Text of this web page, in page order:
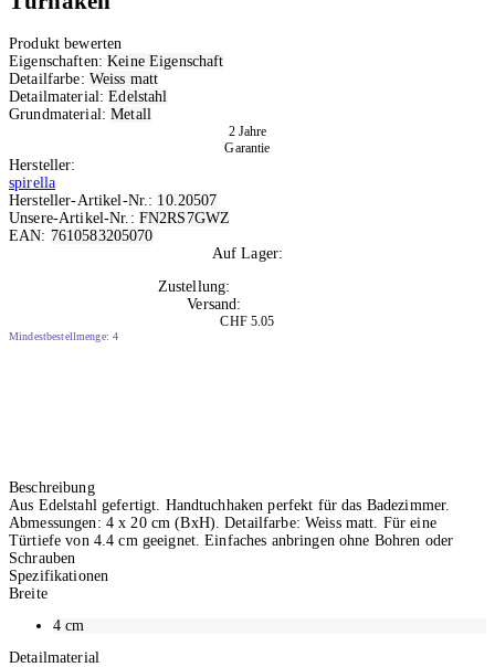
Produkt bewerten
Eigenschaften:Keine Eigenschaft
Detailfarbe: Weiss matt
Detailmaterial:Edelstahl
Grundmaterial:Metall
2 Jahre
Garantie
Hersteller:
spirella
Hersteller-Artikel-Nr.: 10.20507
Unsere-Artikel-Nr.: FN2RS7GWZ
EAN: 7610583205070
Auf Lager:
Zustellung:
Versand:
CHF 5.05
Mindestbestellmenge: 4
Beschreibung
Aus Edelstahl gefertigt. Handtuchhaken perfekt für das Badezimmer.
Abmessungen: 4 x 20 cm (BxH). Detailfarbe: Weiss matt. Für eine
Türtiefe von 4.4 cm geeignet. Einfaches anbringen ohne Bohren oder
Schrauben
Spezifikationen
Breite
4cm
Detailmaterial